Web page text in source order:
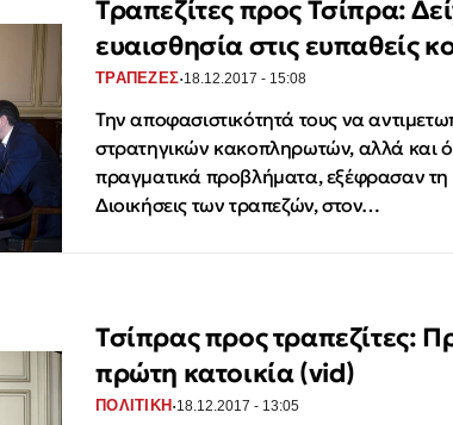
Τραπεζίτες προς Τσίπρα:
ευαισθησία στις ευπαθείς
ΤΡΑΠΕΖΕΣ·18.12.2017 - 15:08
Την αποφασιστικότητά τους να
στρατηγικών κακοπληρωτών, αλλά και
πραγματικά προβλήματα, εξέφρασαν τη
Διοικήσεις των τραπεζών, στον…
Τσίπρας προς τραπεζίτες:
πρώτη κατοικία (vid)
ΠΟΛΙΤΙΚΗ ·18.12.2017 - 13:05